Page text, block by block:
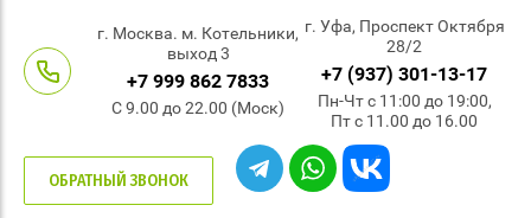
г. Москва. м. Котельники,
выход 3
+7 999 862 7833
С 9.00 до 22.00 (Моск)
г. Уфа, Проспект Октября
28/2
+7 (937) 301-13-17
Пн-Чт с 11:00 до 19:00,
Пт с 11.00 до 16.00
ОБРАТНЫЙ ЗВОНОК